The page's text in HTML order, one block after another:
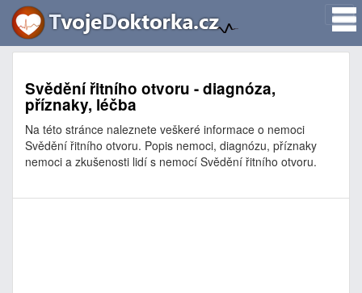
Svědění řitního otvoru - diagnóza,
příznaky, léčba
Na této stránce naleznete veškeré informace o nemoci
Svědění řitního otvoru. Popis nemoci, diagnózu, příznaky
nemoci a zkušenosti lidí s nemocí Svědění řitního otvoru.